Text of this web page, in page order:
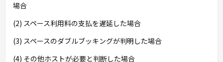
場合
(2) スペース利用料の支払を遅延した場合
(3) スペースのダブルブッキングが判明した場合
(4) その他ホストが必要と判断した場合